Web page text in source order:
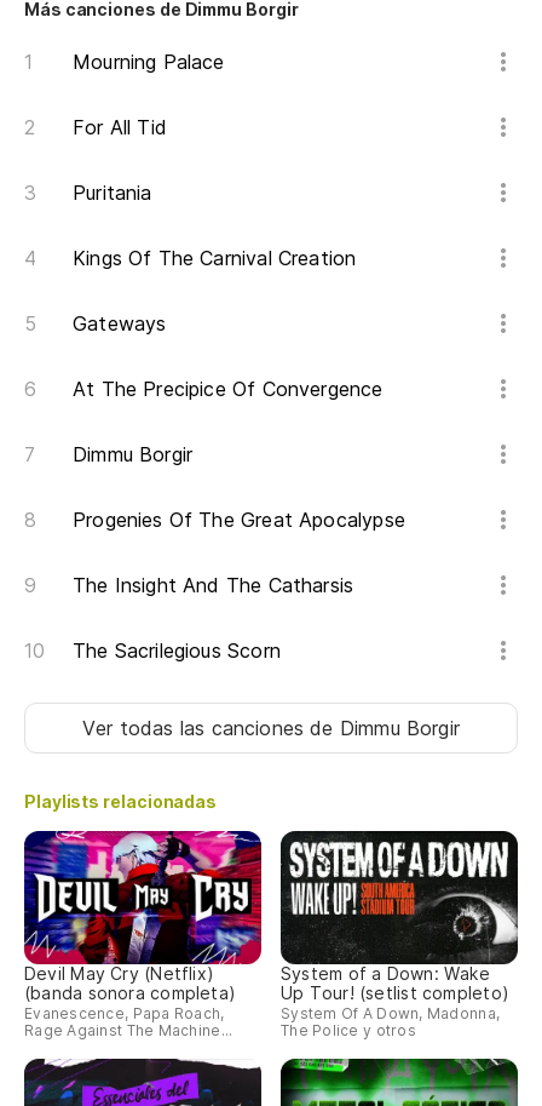
Más canciones de Dimmu Borgir
Mourning Palace
For All Tid
Puritania
Kings Of The Carnival Creation
Gateways
At The Precipice Of Convergence
Dimmu Borgir
Progenies Of The Great Apocalypse
The Insight And The Catharsis
The Sacrilegious Scorn
Ver todas las cancionesde Dimmu Borgir
Playlists relacionadas
Devil May Cry (Netflix)
(banda sonora completa)
Evanescence, Papa Roach,
Rage Against The Machine...
System of a Down: Wake
Up Tour! (setlist completo)
System Of A Down, Madonna,
The Police y otros